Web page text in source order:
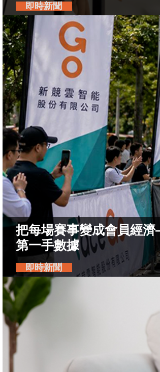
即時新聞
把每場賽事變成會員經
第一手數據
即時新聞